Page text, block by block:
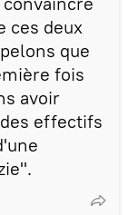
ces deux
que
fois
avoir
effectifs